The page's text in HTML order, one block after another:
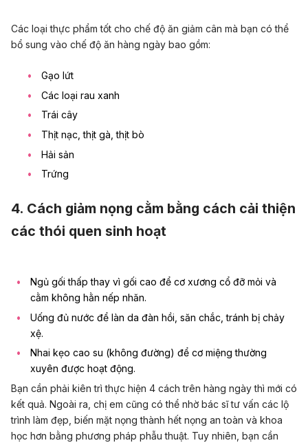
Các loại thực phẩm tốt cho chế độ ăn giảm cân mà bạn có thể
bổ sung vào chế độ ăn hàng ngày bao gồm:
Gạo lứt
Các loại rau xanh
Trái cây
Thịt nạc, thịt gà, thịt bò
Hải sản
Trứng
4. Cách giảm nọng cằm bằng cách cải thiện
các thói quen sinh hoạt
Ngủ gối thấp thay vì gối cao để cơ xương cổ đỡ mỏi và
cằm không hằn nếp nhăn.
Uống đủ nước để làn da đàn hồi, săn chắc, tránh bị chảy
xệ.
Nhai kẹo cao su (không đường) để cơ miệng thường
xuyên được hoạt động.
Bạn cần phải kiên trì thực hiện 4 cách trên hàng ngày thì mới có
kết quả. Ngoài ra, chị em cũng có thể nhờ bác sĩ tư vấn các lộ
trình làm đẹp, biến mặt nọng thành hết nọng an toàn và khoa
học hơn bằng phương pháp phẫu thuật. Tuy nhiên, bạn cần